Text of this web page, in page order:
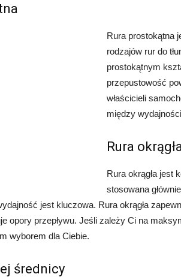
Rura prostokątna
rodzajów rur do
prostokątnym
przepustowość
właścicieli
między
Rura
Rura okrągła jest
stosowana
jest kluczowa. Rura okrągła
opory przepływu. Jeśli zależy Ci na
wyborem dla Ciebie.
średnicy